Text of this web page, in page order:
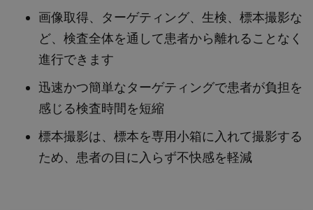
画像取得、ターゲティング、生検、標本撮影な
ど、検査全体を通して患者から離れることなく
進行できます
迅速かつ簡単なターゲティングで患者が負担を
感じる検査時間を短縮
標本撮影は、標本を専用小箱に入れて撮影する
ため、患者の目に入らず不快感を軽減